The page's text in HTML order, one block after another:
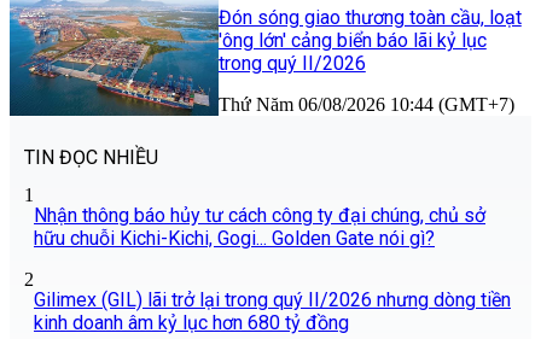
Đón sóng giao thương toàn cầu, loạt
'ông lớn' cảng biển báo lãi kỷ lục
trong quý II/2026
Thứ Năm 06/08/2026 10:44 (GMT+7)
TIN ĐỌC NHIỀU
1
Nhận thông báo hủy tư cách công ty đại chúng, chủ sở
hữu chuỗi Kichi-Kichi, Gogi... Golden Gate nói gì?
2
Gilimex (GIL) lãi trở lại trong quý II/2026 nhưng dòng tiền
kinh doanh âm kỷ lục hơn 680 tỷ đồng